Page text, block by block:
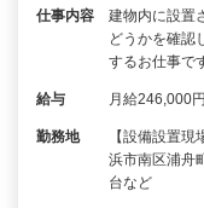
仕事内容
建物内に設置
どうかを確認
するお仕事で
給与 月給246,000
勤務地
【設備設置
浜市南区浦舟
台など